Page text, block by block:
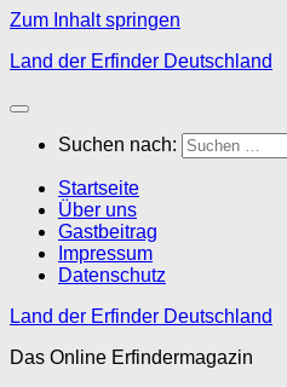
Zum Inhalt springen
Land der Erfinder Deutschland
Suchen nach:
Startseite
Über uns
Gastbeitrag
Impressum
Datenschutz
Land der Erfinder Deutschland
Das Online Erfindermagazin